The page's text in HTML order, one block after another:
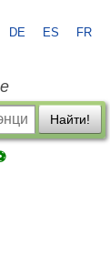
DE ES FR
Найти!